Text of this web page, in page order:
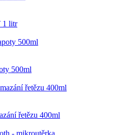
1 litr
500ml
řetězu 400ml